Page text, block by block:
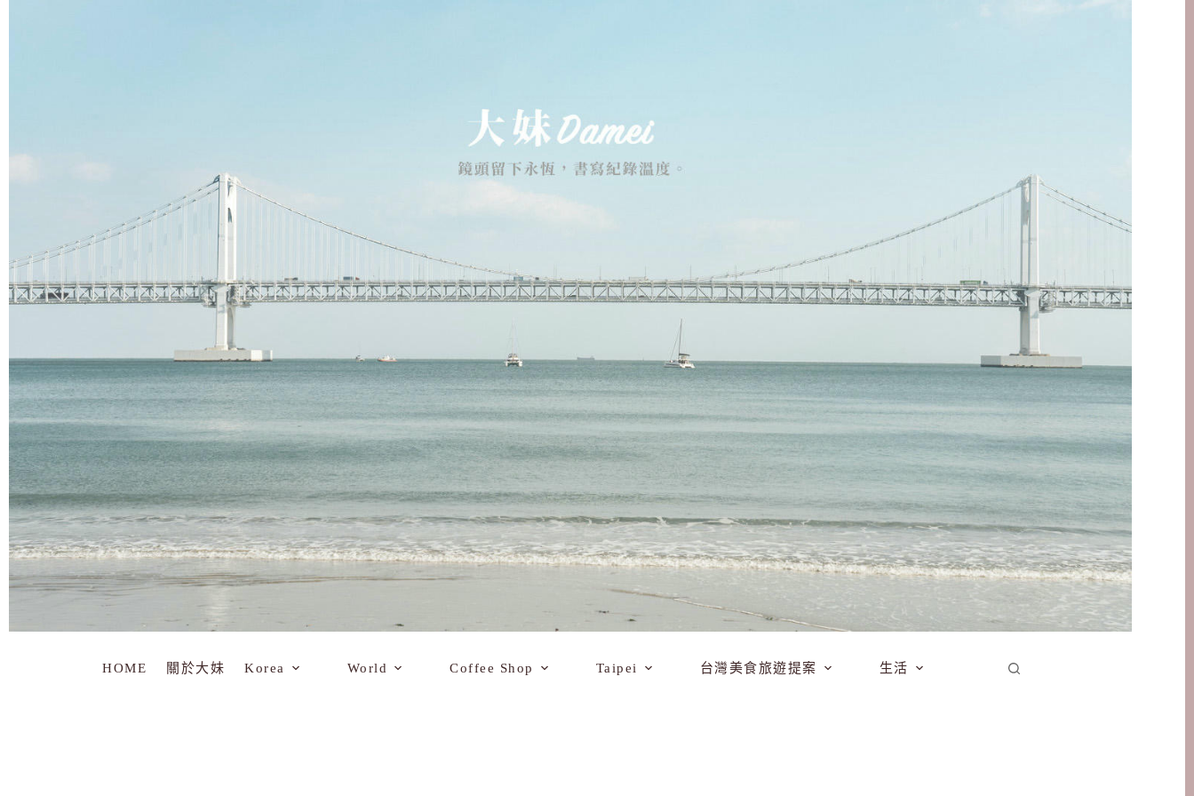
HOME 關於大妹 Korea World Coffee Shop Taipei 台灣美食旅遊提案 生活